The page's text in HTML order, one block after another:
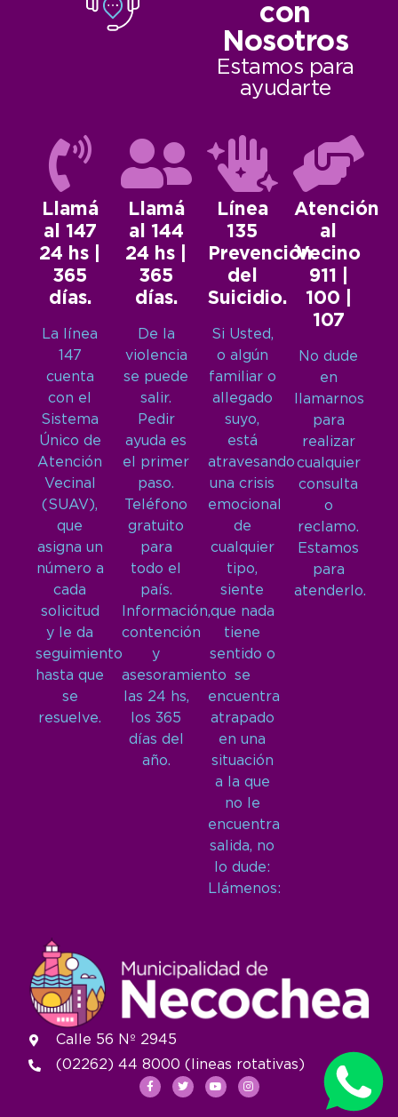
con
Nosotros
Estamos para
ayudarte
Llamá
al 147
24 hs |
365
días.
La línea
147
cuenta
con el
Sistema
Único de
Atención
Vecinal
(SUAV),
que
asigna un
número a
cada
solicitud
y le da
seguimiento
hasta que
se
resuelve.
Llamá
al 144
24 hs |
365
días.
De la
violencia
se puede
salir.
Pedir
ayuda es
el primer
paso.
Teléfono
gratuito
para
todo el
país.
Información,
contención
y
asesoramiento
las 24 hs,
los 365
días del
año.
Línea
135
Prevención
del
Suicidio.
Si Usted,
o algún
familiar o
allegado
suyo,
está
atravesando
una crisis
emocional
de
cualquier
tipo,
siente
que nada
tiene
sentido o
se
encuentra
atrapado
en una
situación
a la que
no le
encuentra
salida, no
lo dude:
Llámenos:
Atención
al
Vecino
911 |
100 |
107
No dude
en
llamarnos
para
realizar
cualquier
consulta
o
reclamo.
Estamos
para
atenderlo.
Calle 56 Nº 2945
(02262) 44 8000 (lineas rotativas)